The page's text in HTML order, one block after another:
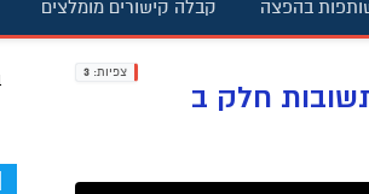
בהפצה קבלה קישורים מומלצים
חלק ב
צפיות: 3